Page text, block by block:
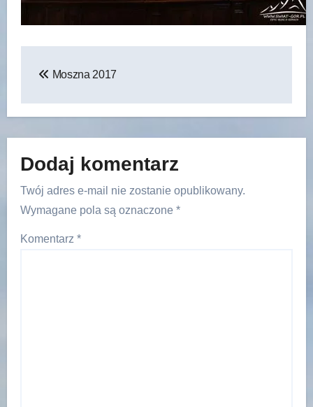
Moszna 2017
Dodaj komentarz
Twój adres e-mail nie zostanie opublikowany.
Wymagane pola są oznaczone *
Komentarz *